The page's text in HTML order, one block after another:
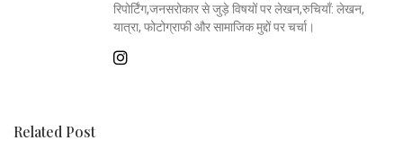
रिपोर्टिंग,जनसरोकार से जुड़े विषयों पर लेखन,रुचियाँ: लेखन,
यात्रा, फोटोग्राफी और सामाजिक मुद्दों पर चर्चा।
Related Post